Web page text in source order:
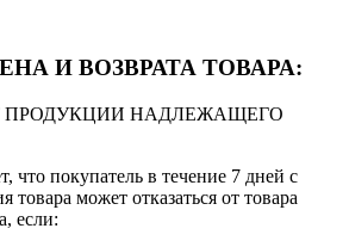
И ВОЗВРАТА ТОВАРА:
ПРОДУКЦИИ НАДЛЕЖАЩЕГО
что покупатель в течение 7 дней с
товара может отказаться от товара
если: